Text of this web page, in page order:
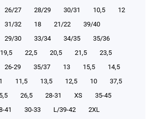
26/27 28/29 30/31 10,5
12
31/32 18 21/22
39/40
29/30 33/34 34/35
35/36
19,5 22,5 20,5 21,5
23,5
26-29 35/37 13 15,5
14,5
11,5 13,5 12,5 10
37,5
26,5 28-31 XS
35-45
41 30-33 L/39-42
2XL